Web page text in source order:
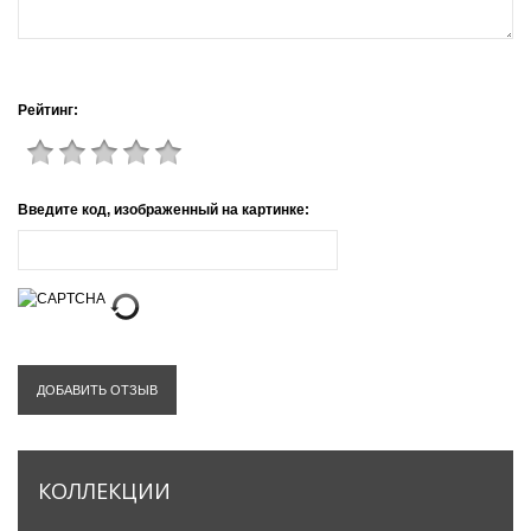
Рейтинг:
Введите код, изображенный на картинке:
ДОБАВИТЬ ОТЗЫВ
КОЛЛЕКЦИИ